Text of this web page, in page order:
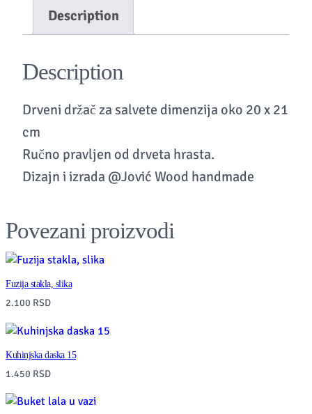
e
q
u
a
n
t
i
t
Description
Description
Drveni držač za salvete dimenzija oko 20 x 21
cm
Ručno pravljen od drveta hrasta.
Dizajn i izrada @Jović Wood handmade
Povezani proizvodi
Fuzija stakla, slika
2.100 RSD
Kuhinjska daska 15
1.450 RSD